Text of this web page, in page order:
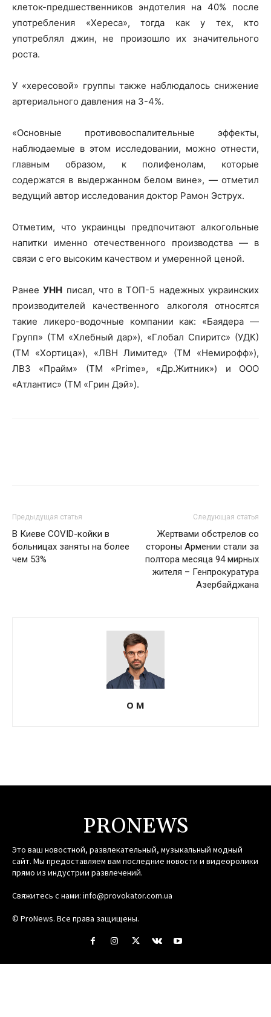
клеток-предшественников эндотелия на 40% после
употребления «Хереса», тогда как у тех, кто
употреблял джин, не произошло их значительного
роста.
У «хересовой» группы также наблюдалось снижение
артериального давления на 3-4%.
«Основные противовоспалительные эффекты,
наблюдаемые в этом исследовании, можно отнести,
главным образом, к полифенолам, которые
содержатся в выдержанном белом вине», — отметил
ведущий автор исследования доктор Рамон Эструх.
Отметим, что украинцы предпочитают алкогольные
напитки именно отечественного производства — в
связи с его высоким качеством и умеренной ценой.
РанееУНН писал, что в ТОП-5 надежных украинских
производителей качественного алкоголя относятся
такие ликеро-водочные компании как: «Баядера —
Групп» (ТМ «Хлебный дар»), «Глобал Спиритс» (УДК)
(ТМ «Хортица»), «ЛВН Лимитед» (ТМ «Немирофф»),
ЛВЗ «Прайм» (ТМ «Prime», «Др.Житник») и ООО
«Атлантис» (ТМ «Грин Дэй»).
Предыдущая статья
В Киеве COVID-койки в
больницах заняты на более
чем 53%
Следующая статья
Жертвами обстрелов со
стороны Армении стали за
полтора месяца 94 мирных
жителя – Генпрокуратура
Азербайджана
О М
PRONEWS
Это ваш новостной, развлекательный, музыкальный модный
сайт. Мы предоставляем вам последние новости и видеоролики
прямо из индустрии развлечений.
Свяжитесь с нами: info@provokator.com.ua
© ProNews. Все права защищены.